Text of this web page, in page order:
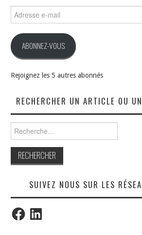
e-
ABONNEZ-VOUS
Rejoignez les 5 autres abonnés
RECHERCHER UN ARTICLE OU
SUIVEZ NOUS SUR LES
FacebookLinkedIn